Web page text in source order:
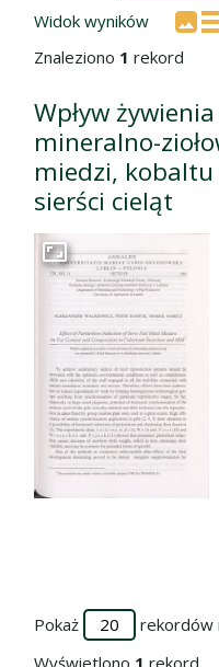
Widok wyników
Znaleziono 1 rekord
Wpływ
mineralno-
miedzi,
sierści cieląt
Przejdź do zbioru
Pokaż
rekordów